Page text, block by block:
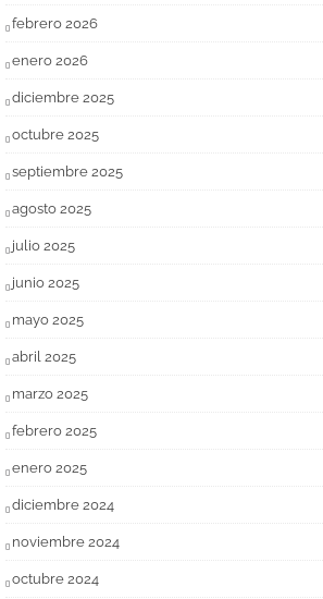
febrero 2026
enero 2026
diciembre 2025
octubre 2025
septiembre 2025
agosto 2025
julio 2025
junio 2025
mayo 2025
abril 2025
marzo 2025
febrero 2025
enero 2025
diciembre 2024
noviembre 2024
octubre 2024